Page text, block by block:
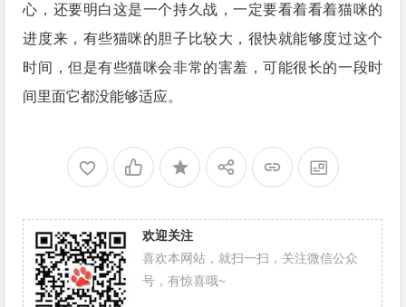
心，还要明白这是一个持久战，一定要看着看着猫咪的
进度来，有些猫咪的胆子比较大，很快就能够度过这个
时间，但是有些猫咪会非常的害羞，可能很长的一段时
间里面它都没能够适应。
欢迎关注
喜欢本网站，就扫一扫，关注微信公众
号，有惊喜哦~